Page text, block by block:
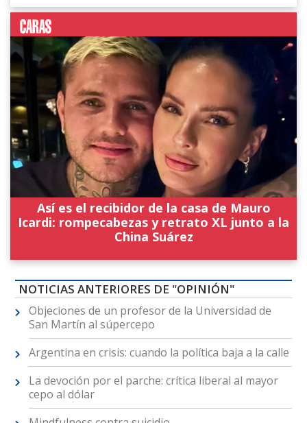
Así es el recibidor de la casa de Mauro
Icardi: rompecabezas y retrato XL junto a la
China Suárez
NOTICIAS ANTERIORES DE "OPINIÓN"
Objeciones de un profesor de la Universidad de
San Martín al súpercepo
Argentina en crisis: cuando la política baja a la calle
La devoción por el parche: crítica liberal al mayor
cepo al dólar